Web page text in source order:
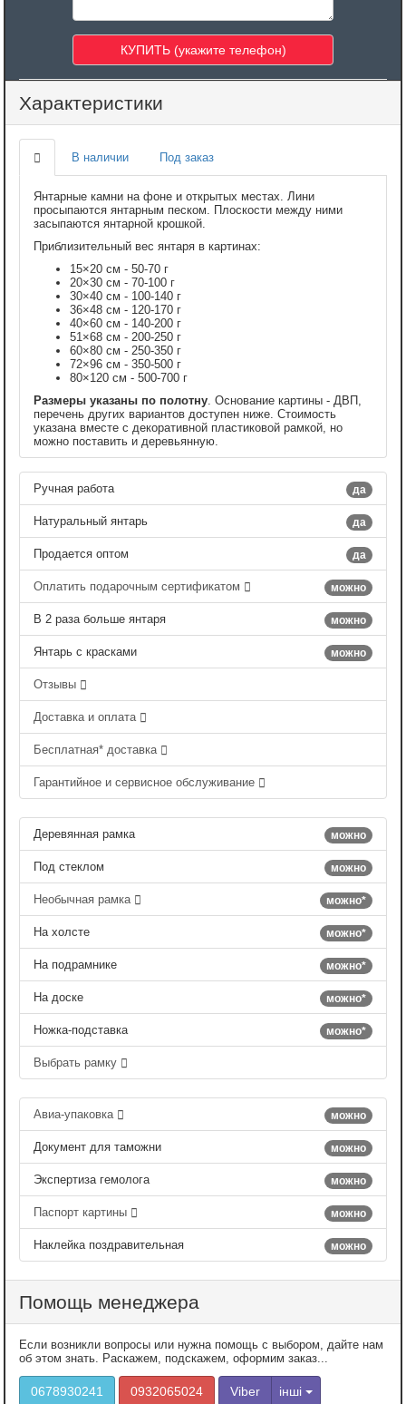
Характеристики
В наличии Под заказ
Янтарные камни на фоне и открытых местах. Лини
просыпаются янтарным песком. Плоскости между ними
засыпаются янтарной крошкой.
Приблизительный вес янтаря в картинах:
15×20 см - 50-70 г
20×30 см - 70-100 г
30×40 см - 100-140 г
36×48 см - 120-170 г
40×60 см - 140-200 г
51×68 см - 200-250 г
60×80 см - 250-350 г
72×96 см - 350-500 г
80×120 см - 500-700 г
Размеры указаны по полотну . Основание картины - ДВП,
перечень других вариантов доступен ниже. Стоимость
указана вместе с декоративной пластиковой рамкой, но
можно поставить и деревьянную.
да
Ручная работа
да
Натуральный янтарь
да
Продается оптом
можно
Оплатить подарочным сертификатом
можно
В 2 раза больше янтаря
можно
Янтарь с красками
Отзывы
Доставка и оплата
Бесплатная* доставка
Гарантийное и сервисное обслуживание
можно
Деревянная рамка
можно
Под стеклом
можно*
Необычная рамка
можно*
На холсте
можно*
На подрамнике
можно*
На доске
можно*
Ножка-подставка
Выбрать рамку
можно
Авиа-упаковка
можно
Документ для таможни
можно
Экспертиза гемолога
можно
Паспорт картины
можно
Наклейка поздравительная
Помощь менеджера
Если возникли вопросы или нужна помощь с выбором, дайте нам
об этом знать. Раскажем, подскажем, оформим заказ...
0678930241 0932065024 Viber інші